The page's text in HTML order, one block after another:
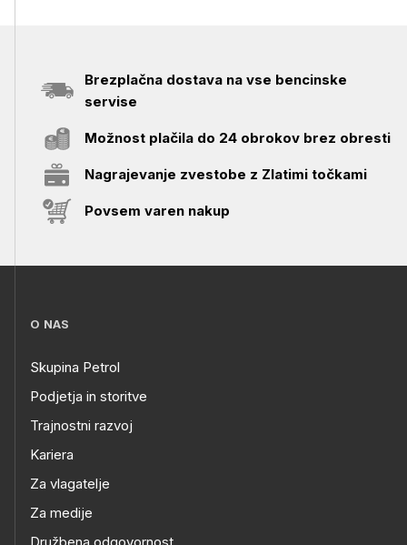
Brezplačna dostava na vse bencinske
servise
Možnost plačila do 24 obrokov brez obresti
Nagrajevanje zvestobe z Zlatimi točkami
Povsem varen nakup
O NAS
Skupina Petrol
Podjetja in storitve
Trajnostni razvoj
Kariera
Za vlagatelje
Za medije